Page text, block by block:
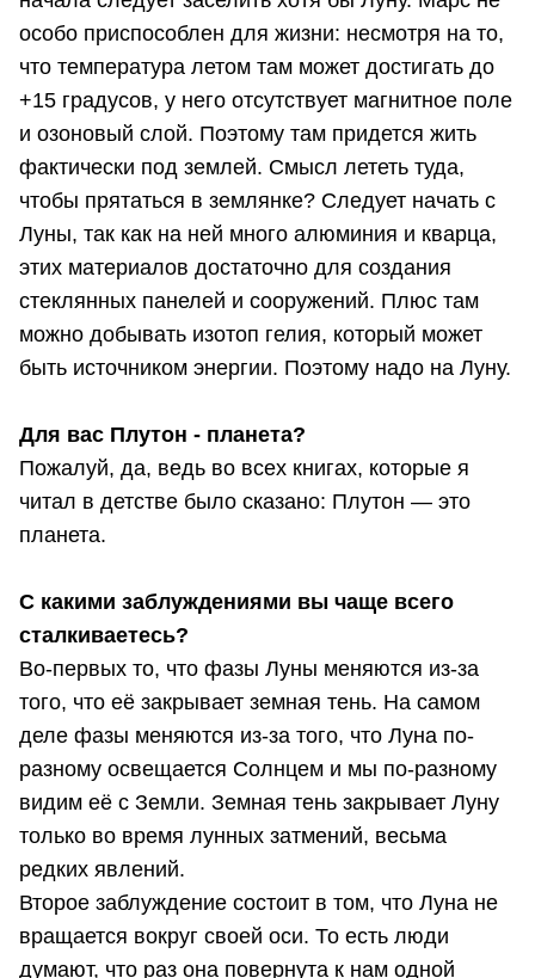
особо приспособлен для жизни: несмотря на то,
что температура летом там может достигать до
+15 градусов, у него отсутствует магнитное поле
и озоновый слой. Поэтому там придется жить
фактически под землей. Смысл лететь туда,
чтобы прятаться в землянке? Следует начать с
Луны, так как на ней много алюминия и кварца,
этих материалов достаточно для создания
стеклянных панелей и сооружений. Плюс там
можно добывать изотоп гелия, который может
быть источником энергии. Поэтому надо на Луну.
Для вас Плутон - планета?
Пожалуй, да, ведь во всех книгах, которые я
читал в детстве было сказано: Плутон — это
планета.
С какими заблуждениями вы чаще всего
сталкиваетесь?
Во-первых то, что фазы Луны меняются из-за
того, что её закрывает земная тень. На самом
деле фазы меняются из-за того, что Луна по-
разному освещается Солнцем и мы по-разному
видим её с Земли. Земная тень закрывает Луну
только во время лунных затмений, весьма
редких явлений.
Второе заблуждение состоит в том, что Луна не
вращается вокруг своей оси. То есть люди
думают, что раз она повернута к нам одной